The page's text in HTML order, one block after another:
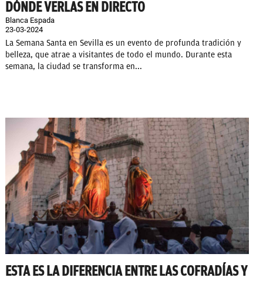
DÓNDE VERLAS EN DIRECTO
Blanca Espada
23-03-2024
La Semana Santa en Sevilla es un evento de profunda tradición y
belleza, que atrae a visitantes de todo el mundo. Durante esta
semana, la ciudad se transforma en...
ESTA ES LA DIFERENCIA ENTRE LAS COFRADÍAS Y